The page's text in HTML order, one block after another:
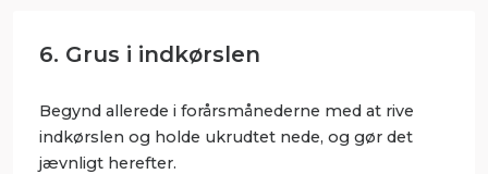
6. Grus i indkørslen
Begynd allerede i forårsmånederne med at rive
indkørslen og holde ukrudtet nede, og gør det
jævnligt herefter.